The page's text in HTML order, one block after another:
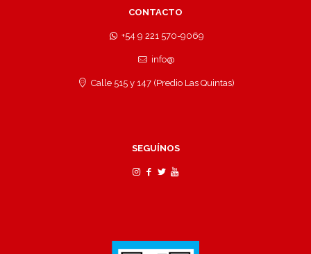
CONTACTO
+54 9 221 570-9069
info@
Calle 515 y 147 (Predio Las Quintas)
SEGUÍNOS